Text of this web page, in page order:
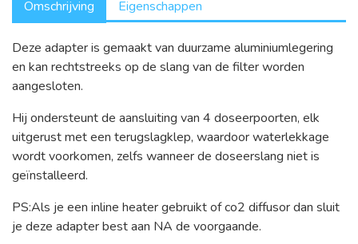
Omschrijving Eigenschappen
Deze adapter is gemaakt van duurzame aluminiumlegering
en kan rechtstreeks op de slang van de filter worden
aangesloten.
Hij ondersteunt de aansluiting van 4 doseerpoorten, elk
uitgerust met een terugslagklep, waardoor waterlekkage
wordt voorkomen, zelfs wanneer de doseerslang niet is
geïnstalleerd.
PS:Als je een inline heater gebruikt of co2 diffusor dan sluit
je deze adapter best aan NA de voorgaande.